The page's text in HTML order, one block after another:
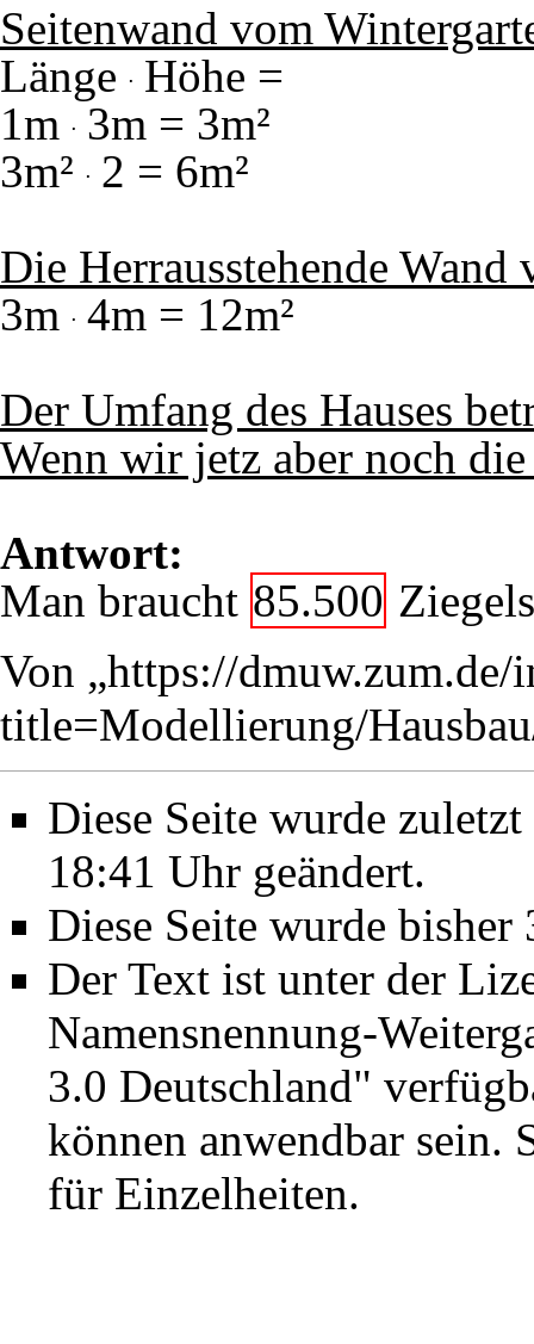
Seitenwand vom
Länge Höhe =
1m 3m = 3m²
3m² 2 = 6m²
Die Herrausstehende
3m 4m = 12m²
Der Umfang des Hauses
Wenn wir jetz aber noch
Antwort:
Man braucht 85.500
Von „https://dmuw.zum.de/
title=Modellierung/
Diese Seite wurde
18:41 Uhr geändert.
Diese Seite wurde
Der Text ist unter der
Namensnennung-
3.0 Deutschland"
können anwendbar sein.
für Einzelheiten.